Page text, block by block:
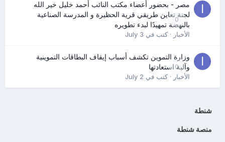
0
مصر - بحضور أعضاء مكتب النائب أحمد خليل خير الله
لجنة تعاين طريقي قرية الحظيرة و المدرسة الصناعية
بالنهضة تمهيدًا لبدء تطويره
الأخبار· كتب في July 3
0
وزارة التموين تكشف أسباب إيقاف البطاقات التموينية
وآلية استعادتها
الأخبار· كتب في July 2
شنطة
منصة شنطة